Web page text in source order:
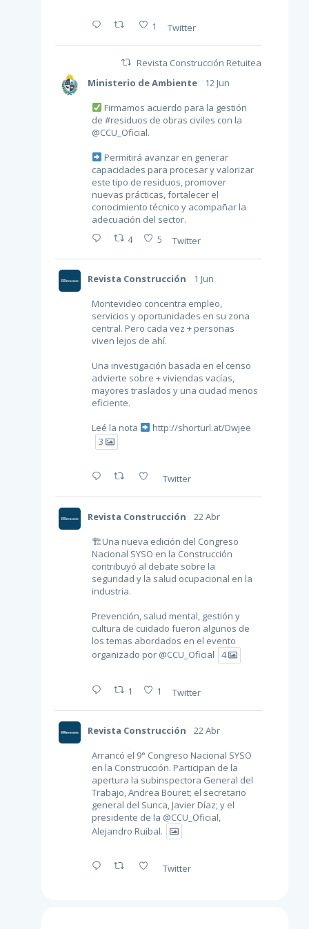
1 Twitter
Revista Construcción Retuiteado
Ministerio de Ambiente
12 Jun
Firmamos acuerdo para la gestión
de #residuos de obras civiles con la
@CCU_Oficial.
Permitirá avanzar en generar
capacidades para procesar y valorizar
este tipo de residuos, promover
nuevas prácticas, fortalecer el
conocimiento técnico y acompañar la
adecuación del sector.
4 5 Twitter
Revista Construcción
1 Jun
Montevideo concentra empleo,
servicios y oportunidades en su zona
central. Pero cada vez + personas
viven lejos de ahí.
Una investigación basada en el censo
advierte sobre + viviendas vacías,
mayores traslados y una ciudad menos
eficiente.
Leé la nota
http://shorturl.at/Dwjee
3
Twitter
Revista Construcción
22 Abr
🏗Una nueva edición del Congreso
Nacional SYSO en la Construcción
contribuyó al debate sobre la
seguridad y la salud ocupacional en la
industria.
Prevención, salud mental, gestión y
cultura de cuidado fueron algunos de
los temas abordados en el evento
organizado por @CCU_Oficial 4
1 1 Twitter
Revista Construcción
22 Abr
Arrancó el 9° Congreso Nacional SYSO
en la Construcción. Participan de la
apertura la subinspectora General del
Trabajo, Andrea Bouret; el secretario
general del Sunca, Javier Díaz; y el
presidente de la @CCU_Oficial,
Alejandro Ruibal.
Twitter